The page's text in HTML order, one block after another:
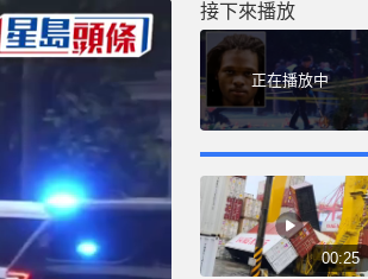
接下來播放
正在播放中
00:25